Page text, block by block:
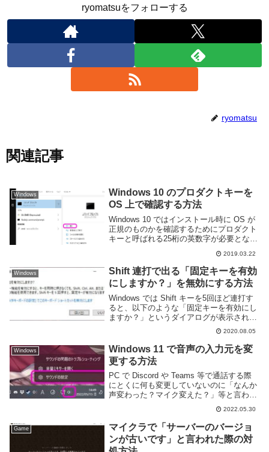
ryomatsuをフォローする
ryomatsu
関連記事
Windows
Windows 10 のプロダクトキーを
OS 上で確認する方法
Windows 10 ではインストール時に OS が
正規のものかを確認するためにプロダクト
キーと呼ばれる25桁の英数字が必要とな
記載もしくはドキュメント等と一緒にある
はずだが、文字が掠れて読めなくなった...
2019.03.22
Windows
Shift 連打で出る「固定キーを有効
にしますか？」を無効にする方法
Windows では Shift キーを5回ほど連打す
ると、以下のような「固定キーを有効にし
ますか？」というダイアログが表示され
る。固定キーを有効にしますか？固定キー
を有効にすると、キーを同時に押さなくて
も、Shift, Ctrl, Alt...
2020.08.05
Windows
Windows 11 で音声の入力元を変
更する方法
PC で Discord や Teams 等で通話する際
にとくに何も変更していないのに「なんか
声変わった？マイク変えた？」等と言われ
たり、マイクを接続したのに音を拾ってく
れない等といったトラブルに遭遇した事は
ないだろうか。Windows で...
2022.05.30
Game
マイクラで「サーバーのバージョ
ンが古いです」と言われた際の対